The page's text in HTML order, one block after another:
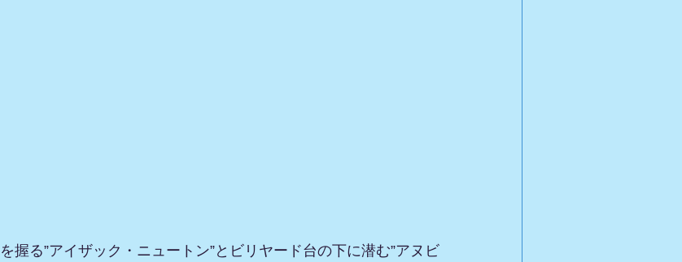
握る”アイザック・ニュートン”とビリヤード台の下に潜む”アヌビ